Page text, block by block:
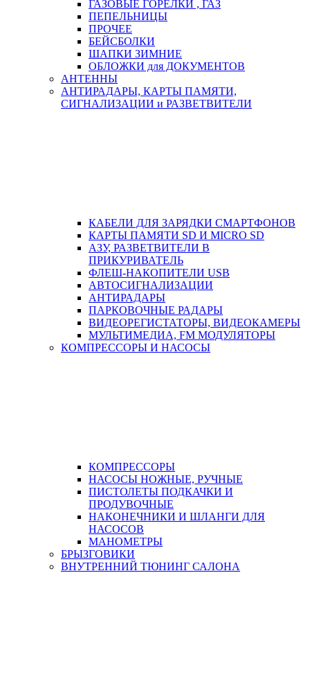
ГАЗОВЫЕ ГОРЕЛКИ , ГАЗ
ПЕПЕЛЬНИЦЫ
ПРОЧЕЕ
БЕЙСБОЛКИ
ШАПКИ ЗИМНИЕ
ОБЛОЖКИ для ДОКУМЕНТОВ
АНТЕННЫ
АНТИРАДАРЫ, КАРТЫ ПАМЯТИ,
СИГНАЛИЗАЦИИ и РАЗВЕТВИТЕЛИ
КАБЕЛИ ДЛЯ ЗАРЯДКИ СМАРТФОНОВ
КАРТЫ ПАМЯТИ SD И MICRO SD
АЗУ, РАЗВЕТВИТЕЛИ В
ПРИКУРИВАТЕЛЬ
ФЛЕШ-НАКОПИТЕЛИ USB
АВТОСИГНАЛИЗАЦИИ
АНТИРАДАРЫ
ПАРКОВОЧНЫЕ РАДАРЫ
ВИДЕОРЕГИСТАТОРЫ, ВИДЕОКАМЕРЫ
МУЛЬТИМЕДИА, FM МОДУЛЯТОРЫ
КОМПРЕССОРЫ И НАСОСЫ
КОМПРЕССОРЫ
НАСОСЫ НОЖНЫЕ, РУЧНЫЕ
ПИСТОЛЕТЫ ПОДКАЧКИ И
ПРОДУВОЧНЫЕ
НАКОНЕЧНИКИ И ШЛАНГИ ДЛЯ
НАСОСОВ
МАНОМЕТРЫ
БРЫЗГОВИКИ
ВНУТРЕННИЙ ТЮНИНГ САЛОНА